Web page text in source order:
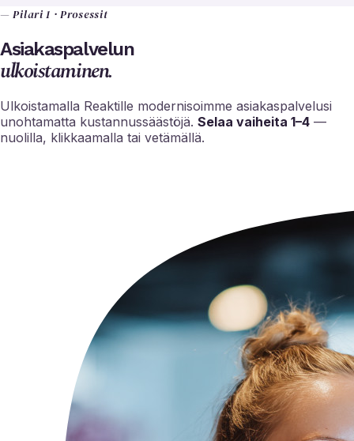
— Pilari 1 · Prosessit
Asiakaspalvelun
ulkoistaminen.
Ulkoistamalla Reaktille modernisoimme asiakaspalvelusi
unohtamatta kustannussäästöjä. Selaa vaiheita 1–4 —
nuolilla, klikkaamalla tai vetämällä.